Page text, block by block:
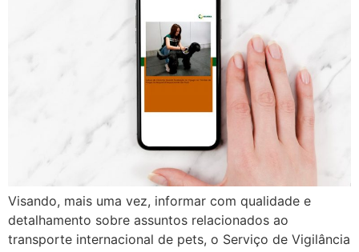
Visando, mais uma vez, informar com qualidade e
detalhamento sobre assuntos relacionados ao
transporte internacional de pets, o Serviço de Vigilância